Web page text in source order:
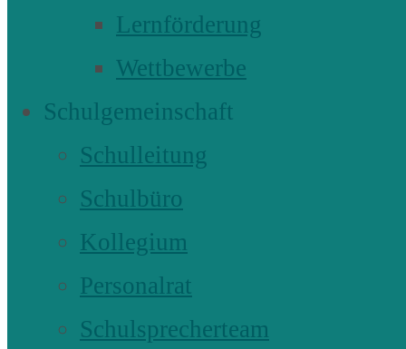
Lernförderung
Wettbewerbe
Schulgemeinschaft
Schulleitung
Schulbüro
Kollegium
Personalrat
Schulsprecherteam